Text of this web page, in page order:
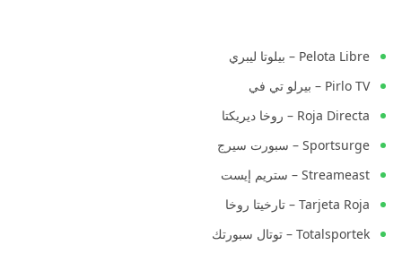
Pelota Libre – بيلوتا ليبري
Pirlo TV – بيرلو تي في
Roja Directa – روخا ديريكتا
Sportsurge – سبورت سيرج
Streameast – ستريم إيست
Tarjeta Roja – تارخيتا روخا
Totalsportek – توتال سبورتك